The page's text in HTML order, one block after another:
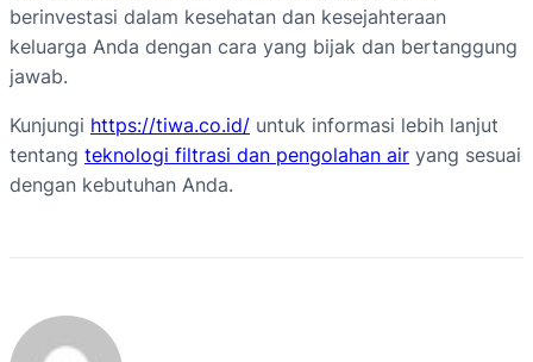
berinvestasi dalam kesehatan dan kesejahteraan
keluarga Anda dengan cara yang bijak dan bertanggung
jawab.
Kunjungi https://tiwa.co.id/ untuk informasi lebih lanjut
tentang teknologi filtrasi dan pengolahan air yang sesuai
dengan kebutuhan Anda.